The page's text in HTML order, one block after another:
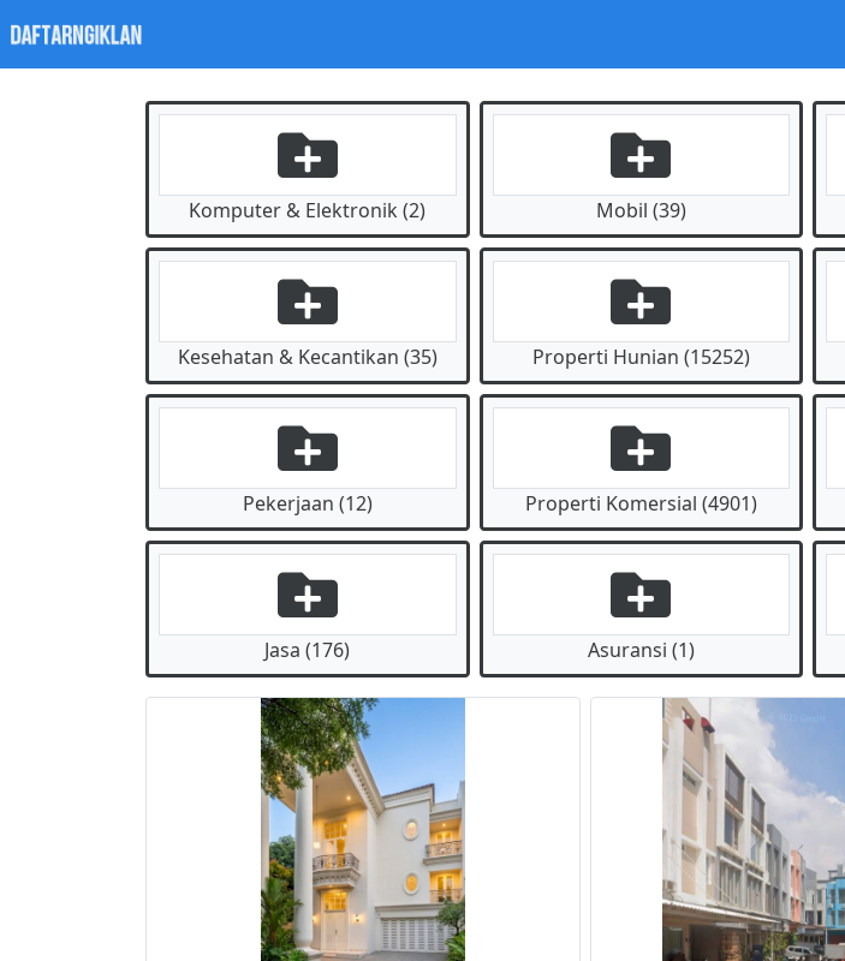
Komputer & Elektronik (2) Mobil (39)
Kesehatan & Kecantikan (35) Properti Hunian (15252)
Pekerjaan (12) Properti Komersial (4901)
Jasa (176) Asuransi (1)